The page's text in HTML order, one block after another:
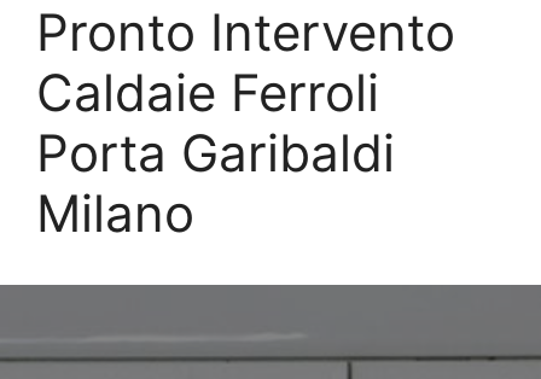
Pronto Intervento
Caldaie Ferroli
Porta Garibaldi
Milano